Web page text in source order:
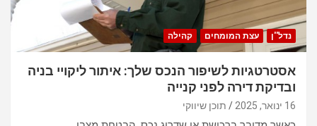
נדל''ן עצת המומחים קהילה
אסטרטגיות לשיפור הנכס שלך: איתור ליקויי בניה
ובדיקת דירה לפני קנייה
16 ינואר, 2025 תוכן שיווקי